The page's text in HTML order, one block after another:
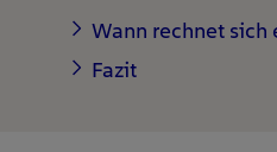
Wann rechnet sich
Fazit